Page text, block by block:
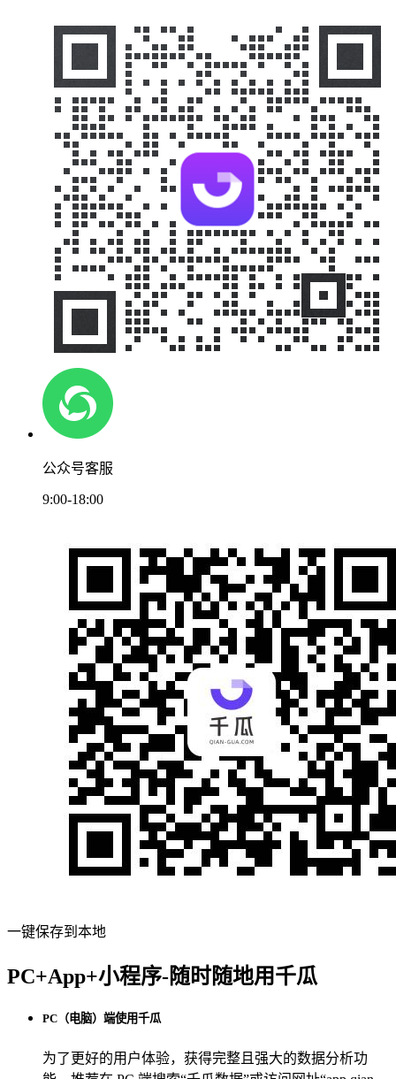
公众号客服
9:00-18:00
一键保存到本地
PC+App+小程序-随时随地用千瓜
PC（电脑）端使用千瓜
为了更好的用户体验，获得完整且强大的数据分析功